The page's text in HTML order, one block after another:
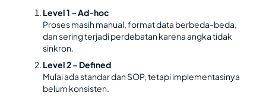
Level 1 – Ad-hoc
Proses masih manual, format data berbeda-beda,
dan sering terjadi perdebatan karena angka tidak
sinkron.
Level 2 – Defined
Mulai ada standar dan SOP, tetapi implementasinya
belum konsisten.